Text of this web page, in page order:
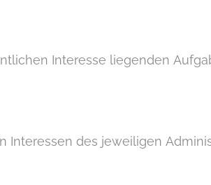
Interesse liegenden
des jeweiligen